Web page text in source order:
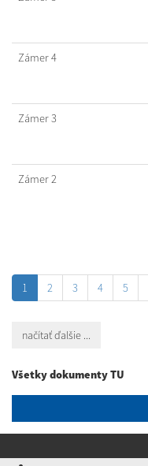
Zámer 4
Zámer 3
Zámer 2
1 2 3 4 5
načítať ďalšie ...
Všetky dokumenty TU